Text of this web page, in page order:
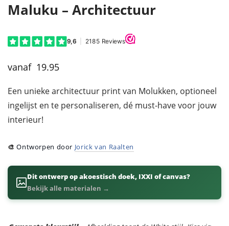
Maluku – Architectuur
19.95
Een unieke architectuur print van Molukken, optioneel
ingelijst en te personaliseren, dé must-have voor jouw
interieur!
🎨Ontworpen door Jorick van Raalten
Dit ontwerp op akoestisch doek, IXXI of canvas?
Bekijk alle materialen →